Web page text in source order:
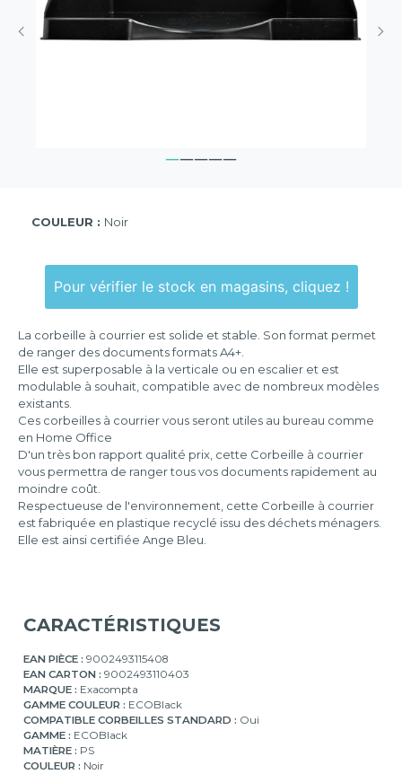
COULEUR : Noir
Pour vérifier le stock en magasins, cliquez !
La corbeille à courrier est solide et stable. Son format permet
de ranger des documents formats A4+.
Elle est superposable à la verticale ou en escalier et est
modulable à souhait, compatible avec de nombreux modèles
existants.
Ces corbeilles à courrier vous seront utiles au bureau comme
en Home Office
D'un très bon rapport qualité prix, cette Corbeille à courrier
vous permettra de ranger tous vos documents rapidement au
moindre coût.
Respectueuse de l'environnement, cette Corbeille à courrier
est fabriquée en plastique recyclé issu des déchets ménagers.
Elle est ainsi certifiée Ange Bleu.
CARACTÉRISTIQUES
EAN PIÈCE : 9002493115408
EAN CARTON : 9002493110403
MARQUE : Exacompta
GAMME COULEUR : ECOBlack
COMPATIBLE CORBEILLES STANDARD : Oui
GAMME : ECOBlack
MATIÈRE : PS
COULEUR : Noir